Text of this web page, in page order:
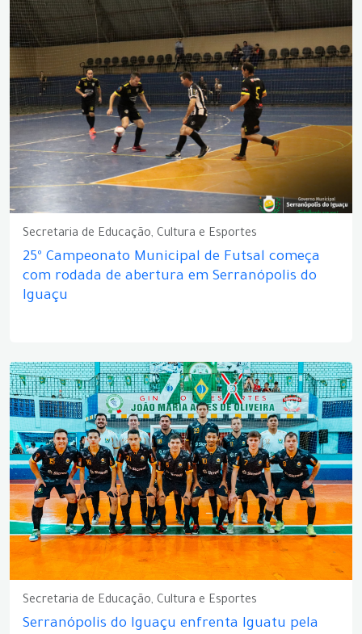
Secretaria de Educação, Cultura e Esportes
25º Campeonato Municipal de Futsal começa
com rodada de abertura em Serranópolis do
Iguaçu
Secretaria de Educação, Cultura e Esportes
Serranópolis do Iguaçu enfrenta Iguatu pela